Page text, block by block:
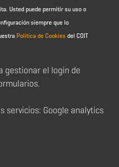
Usted puede permitir su uso o
siempre que lo
Política de Cookies del COIT
gestionar el login de
servicios: Google analytics